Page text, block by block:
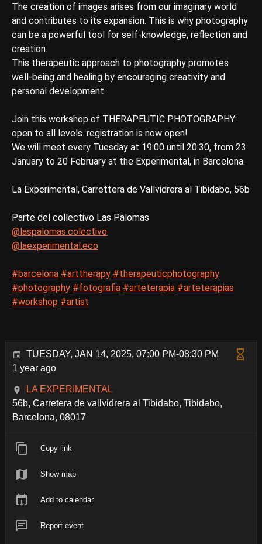
The creation of images arises from our imaginary world
and contributes to its expansion. This is why photography
can be a powerful tool for self-knowledge, reflection and
creation.
This therapeutic approach to photography promotes
well-being and healing by encouraging creativity and
personal development.
Join this workshop of THERAPEUTIC PHOTOGRAPHY:
open to all levels. registration is now open!
We will meet every Tuesday at 19:00 until 20:30, from 23
January to 20 February at the Experimental, in Barcelona.
La Experimental, Carrettera de Vallvidrera al Tibidabo, 56b
Parte del collectivo Las Palomas
@laspalomas.colectivo
@laexperimental.eco
#barcelona #arttherapy #therapeuticphotography
#photography #fotografia #arteterapia #arteterapias
#workshop #artist
TUESDAY, JAN 14, 2025, 07:00 PM-08:30 PM
1 year ago
LA EXPERIMENTAL
56b, Carretera de vallvidrera al Tibidabo, Tibidabo,
Barcelona, 08017
Copy link
Show map
Add to calendar
Report event